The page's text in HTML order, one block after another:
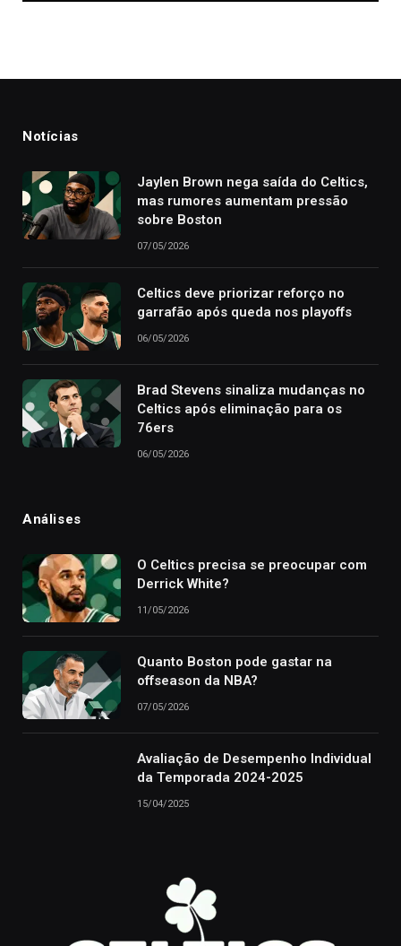
Notícias
Jaylen Brown nega saída do Celtics,
mas rumores aumentam pressão
sobre Boston
07/05/2026
Celtics deve priorizar reforço no
garrafão após queda nos playoffs
06/05/2026
Brad Stevens sinaliza mudanças no
Celtics após eliminação para os
76ers
06/05/2026
Análises
O Celtics precisa se preocupar com
Derrick White?
11/05/2026
Quanto Boston pode gastar na
offseason da NBA?
07/05/2026
Avaliação de Desempenho Individual
da Temporada 2024-2025
15/04/2025